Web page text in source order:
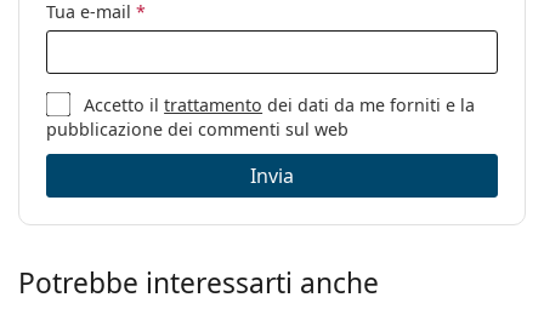
Sesso:
Uomo
Categorie:
Occhiali da vista
Marca:
Persol
Tua e-mail *
Accetto iltrattamento dei dati da me forniti e la
pubblicazione dei commenti sul web
Invia
Potrebbe interessarti anche